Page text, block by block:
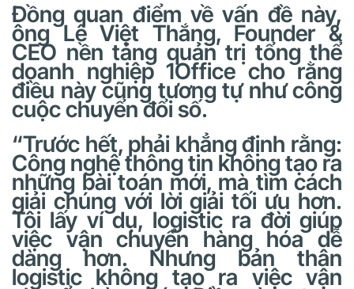
Đồng quan điểm về vấn đề này,
ông Lê Việt Thắng, Founder &
CEO nền tảng quản trị tổng thể
doanh nghiệp 1Office cho rằng
điều này cũng tương tự như công
cuộc chuyển đổi số.
“Trước hết, phải khẳng định rằng:
Công nghệ thông tin không tạo ra
những bài toán mới, mà tìm cách
giải chúng với lời giải tối ưu hơn.
Tôi lấy ví dụ, logistic ra đời giúp
việc vận chuyển hàng hóa dễ
dàng hơn. Nhưng bản thân
logistic không tạo ra việc vận